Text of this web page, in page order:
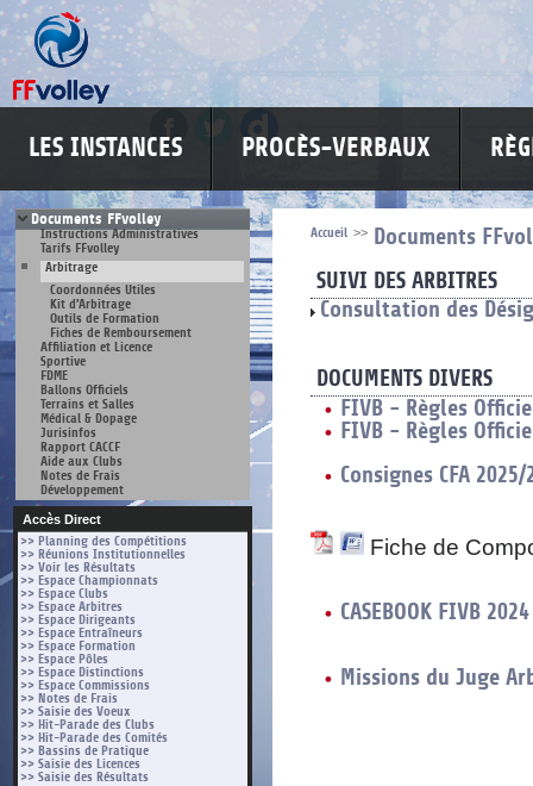
LES INSTANCES PROCÈS-VERBAUX
Documents FFvolley
Instructions Administratives
Tarifs FFvolley
Arbitrage
Coordonnées Utiles
Kit d'Arbitrage
Outils de Formation
Fiches de Remboursement
Affiliation et Licence
Sportive
FDME
Ballons Officiels
Terrains et Salles
Médical & Dopage
Jurisinfos
Rapport CACCF
Aide aux Clubs
Notes de Frais
Développement
Accès Direct
>> Planning des Compétitions
>> Réunions Institutionnelles
>> Voir les Résultats
>> Espace Championnats
>> Espace Clubs
>> Espace Arbitres
>> Espace Dirigeants
>> Espace Entraîneurs
>> Espace Formation
>> Espace Pôles
>> Espace Distinctions
>> Espace Commissions
>> Notes de Frais
>> Saisie des Voeux
>> Hit-Parade des Clubs
>> Hit-Parade des Comités
>> Bassins de Pratique
>> Saisie des Licences
>> Saisie des Résultats
Accueil >> Documents
SUIVI DES ARBITRES
Consultation des
DOCUMENTS DIVERS
FIVB - Règles
FIVB - Règles
Consignes CFA
Fiche de
CASEBOOK FIVB 2024
Missions du Juge